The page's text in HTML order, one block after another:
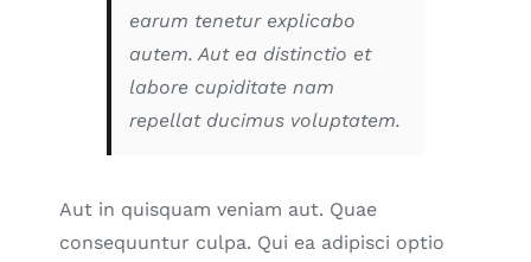
earum tenetur explicabo
autem. Aut ea distinctio et
labore cupiditate nam
repellat ducimus voluptatem.
Aut in quisquam veniam aut. Quae
consequuntur culpa. Qui ea adipisci optio